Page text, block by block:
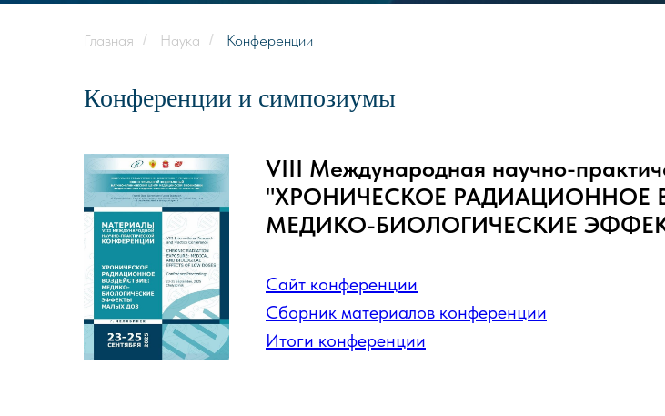
Главная / Наука / Конференции
Конференции и симпозиумы
VIII Международная научно-
"ХРОНИЧЕСКОЕ РАДИАЦИОННОЕ
МЕДИКО-БИОЛОГИЧЕСКИЕ
Сайт конференции
Сборник материалов конференции
Итоги конференции